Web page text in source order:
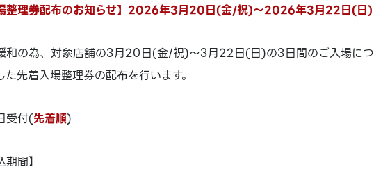
整理券配布のお知らせ】2026年3月20日(金/祝)～2026年3月22日(日)
和の為、対象店舗の3月20日(金/祝)～3月22日(日)の3日間のご入場に
た先着入場整理券の配布を行います。
受付(先着順)
期間】